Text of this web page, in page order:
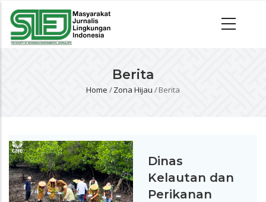
Berita
Home /Zona Hijau /Berita
Dinas
Kelautan dan
Perikanan